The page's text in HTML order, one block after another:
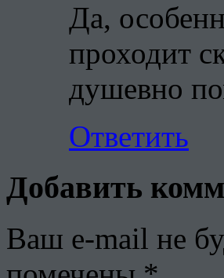
Да,
проходит
душевно
Ответить
Добавить
Ваш e-mail не